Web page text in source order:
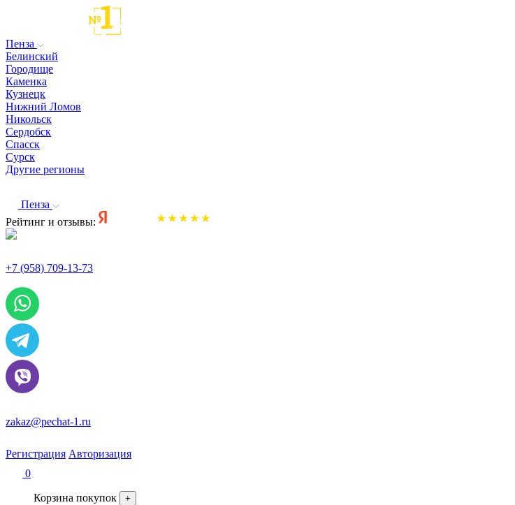
Пенза
Белинский
Городище
Каменка
Кузнецк
Нижний Ломов
Никольск
Сердобск
Спасск
Сурск
Другие регионы
Пенза
Рейтинг и отзывы:
+7 (958) 709-13-73
zakaz@pechat-1.ru
Регистрация Авторизация
0
Корзина покупок +